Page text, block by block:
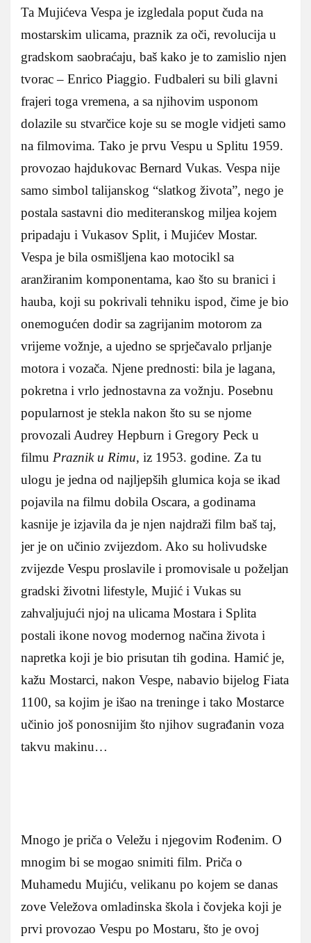
Ta Mujićeva Vespa je izgledala poput čuda na
mostarskim ulicama, praznik za oči, revolucija u
gradskom saobraćaju, baš kako je to zamislio njen
tvorac – Enrico Piaggio. Fudbaleri su bili glavni
frajeri toga vremena, a sa njihovim usponom
dolazile su stvarčice koje su se mogle vidjeti samo
na filmovima. Tako je prvu Vespu u Splitu 1959.
provozao hajdukovac Bernard Vukas. Vespa nije
samo simbol talijanskog “slatkog života”, nego je
postala sastavni dio mediteranskog miljea kojem
pripadaju i Vukasov Split, i Mujićev Mostar.
Vespa je bila osmišljena kao motocikl sa
aranžiranim komponentama, kao što su branici i
hauba, koji su pokrivali tehniku ispod, čime je bio
onemogućen dodir sa zagrijanim motorom za
vrijeme vožnje, a ujedno se sprječavalo prljanje
motora i vozača. Njene prednosti: bila je lagana,
pokretna i vrlo jednostavna za vožnju. Posebnu
popularnost je stekla nakon što su se njome
provozali Audrey Hepburn i Gregory Peck u
filmu Praznik u Rimu, iz 1953. godine. Za tu
ulogu je jedna od najljepših glumica koja se ikad
pojavila na filmu dobila Oscara, a godinama
kasnije je izjavila da je njen najdraži film baš taj,
jer je on učinio zvijezdom. Ako su holivudske
zvijezde Vespu proslavile i promovisale u poželjan
gradski životni lifestyle, Mujić i Vukas su
zahvaljujući njoj na ulicama Mostara i Splita
postali ikone novog modernog načina života i
napretka koji je bio prisutan tih godina. Hamić je,
kažu Mostarci, nakon Vespe, nabavio bijelog Fiata
1100, sa kojim je išao na treninge i tako Mostarce
učinio još ponosnijim što njihov sugrađanin voza
takvu makinu…
Mnogo je priča o Veležu i njegovim Rođenim. O
mnogim bi se mogao snimiti film. Priča o
Muhamedu Mujiću, velikanu po kojem se danas
zove Veležova omladinska škola i čovjeka koji je
prvi provozao Vespu po Mostaru, što je ovoj